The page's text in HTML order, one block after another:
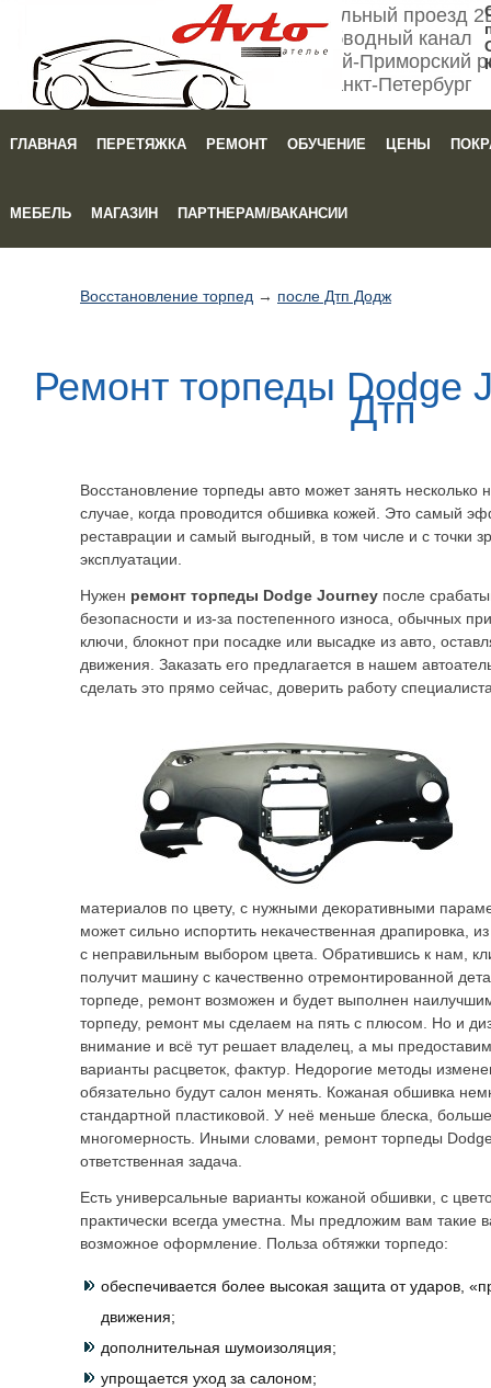
Мебельный проезд
Обводный канал
Кировский-Приморский
Санкт-Петербург
ГЛАВНАЯ ПЕРЕТЯЖКА РЕМОНТ ОБУЧЕНИЕ ЦЕНЫ
МЕБЕЛЬ МАГАЗИН ПАРТНЕРАМ/ВАКАНСИИ
Восстановление торпед → после Дтп Додж
Ремонт торпеды Dodge
Дтп
Восстановление торпеды авто может занять несколько
случае, когда проводится обшивка кожей. Это самый
реставрации и самый выгодный, в том числе и с точки
эксплуатации.
Нужен ремонт торпеды Dodge Journey после
безопасности и из-за постепенного износа, обычных
ключи, блокнот при посадке или высадке из авто,
движения. Заказать его предлагается в нашем
сделать это прямо сейчас, доверить работу
материалов по цвету, с нужными декоративными
может сильно испортить некачественная драпировка,
с неправильным выбором цвета. Обратившись к нам,
получит машину с качественно отремонтированной
торпеде, ремонт возможен и будет выполнен
торпеду, ремонт мы сделаем на пять с плюсом. Но и
внимание и всё тут решает владелец, а мы
варианты расцветок, фактур. Недорогие методы
обязательно будут салон менять. Кожаная обшивка
стандартной пластиковой. У неё меньше блеска,
многомерность. Иными словами, ремонт торпеды
ответственная задача.
Есть универсальные варианты кожаной обшивки, с
практически всегда уместна. Мы предложим вам такие
возможное оформление. Польза обтяжки торпедо:
обеспечивается более высокая защита от ударов,
движения;
дополнительная шумоизоляция;
упрощается уход за салоном;